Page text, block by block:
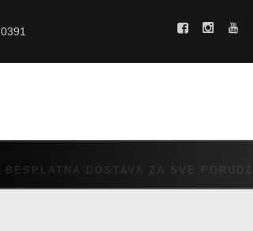
BESPLATNA DOSTAVA ZA SVE
BLOG